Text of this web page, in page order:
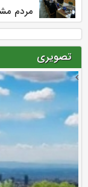
مردم
تصویری